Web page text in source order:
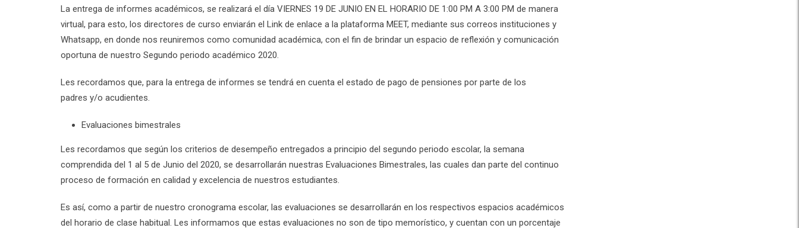
La entrega de informes académicos, se realizará el día VIERNES 19 DE JUNIO EN EL HORARIO DE 1:00 PM A 3:00 PM de manera
virtual, para esto, los directores de curso enviarán el Link de enlace a la plataforma MEET, mediante sus correos instituciones y
Whatsapp, en donde nos reuniremos como comunidad académica, con el fin de brindar un espacio de reflexión y comunicación
oportuna de nuestro Segundo periodo académico 2020.
Les recordamos que, para la entrega de informes se tendrá en cuenta el estado de pago de pensiones por parte de los
padres y/o acudientes.
Evaluaciones bimestrales
Les recordamos que según los criterios de desempeño entregados a principio del segundo periodo escolar, la semana
comprendida del 1 al 5 de Junio del 2020, se desarrollarán nuestras Evaluaciones Bimestrales, las cuales dan parte del continuo
proceso de formación en calidad y excelencia de nuestros estudiantes.
Es así, como a partir de nuestro cronograma escolar, las evaluaciones se desarrollarán en los respectivos espacios académicos
del horario de clase habitual. Les informamos que estas evaluaciones no son de tipo memorístico, y cuentan con un porcentaje